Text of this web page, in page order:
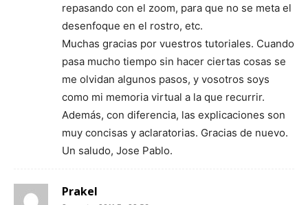
repasando con el zoom, para que no se meta el
desenfoque en el rostro, etc.
Muchas gracias por vuestros tutoriales. Cuando
pasa mucho tiempo sin hacer ciertas cosas se
me olvidan algunos pasos, y vosotros soys
como mi memoria virtual a la que recurrir.
Además, con diferencia, las explicaciones son
muy concisas y aclaratorias. Gracias de nuevo.
Un saludo, Jose Pablo.
Prakel